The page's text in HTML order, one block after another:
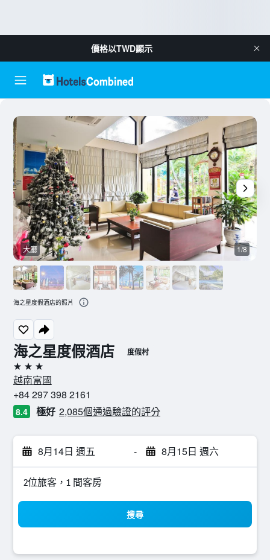
價格以TWD顯示
海之星度假酒店 度假村
3星級
越南富國
+84 297 398 2161
8.4 極好 2,085個通過驗證的評分
8月14日 週五 - 8月15日 週六
2位旅客，1 間客房
搜尋
大廳 1/8
海之星度假酒店的照片